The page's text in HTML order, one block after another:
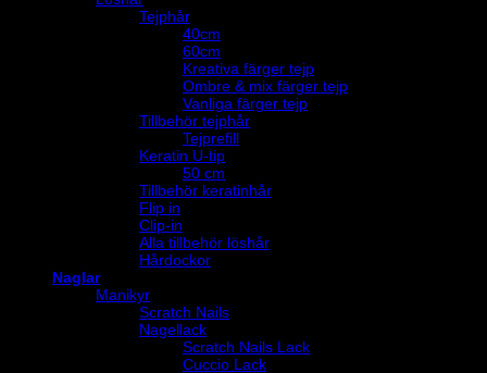
Tejphår
40cm
60cm
Kreativa färger tejp
Ombre & mix färger tejp
Vanliga färger tejp
Tillbehör tejphår
Tejprefill
Keratin U-tip
50 cm
Tillbehör keratinhår
Flip in
Clip-in
Alla tillbehör löshår
Hårdockor
Naglar
Manikyr
Scratch Nails
Nagellack
Scratch Nails Lack
Cuccio Lack